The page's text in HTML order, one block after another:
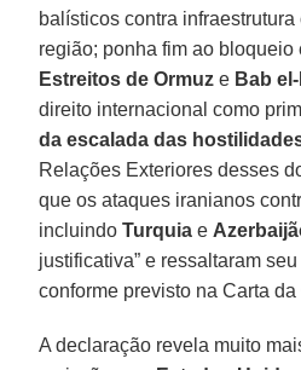
balísticos contra
região; ponha fim ao bloqueio
Estreitos de Ormuz e Bab
direito internacional como
da escalada das
Relações Exteriores desses
que os ataques iranianos
incluindoTurquia e
justificativa” e ressaltaram
conforme previsto na Carta da
A declaração revela muito